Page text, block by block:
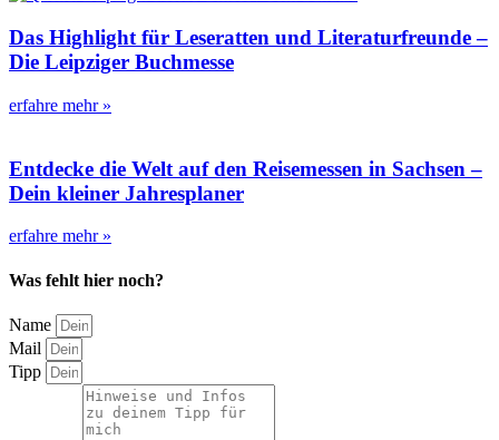
Das Highlight für Leseratten und Literaturfreunde –
Die Leipziger Buchmesse
erfahre mehr »
Entdecke die Welt auf den Reisemessen in Sachsen –
Dein kleiner Jahresplaner
erfahre mehr »
Was fehlt hier noch?
Name
Mail
Tipp